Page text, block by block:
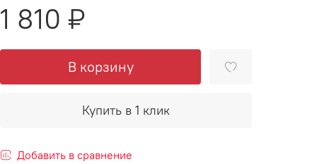
1 810 ₽
В корзину
Купить в 1 клик
Добавить в сравнение